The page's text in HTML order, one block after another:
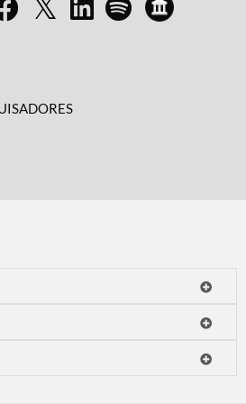
do IMS no Rio de Janeiro será
culturais parceiras.
SP